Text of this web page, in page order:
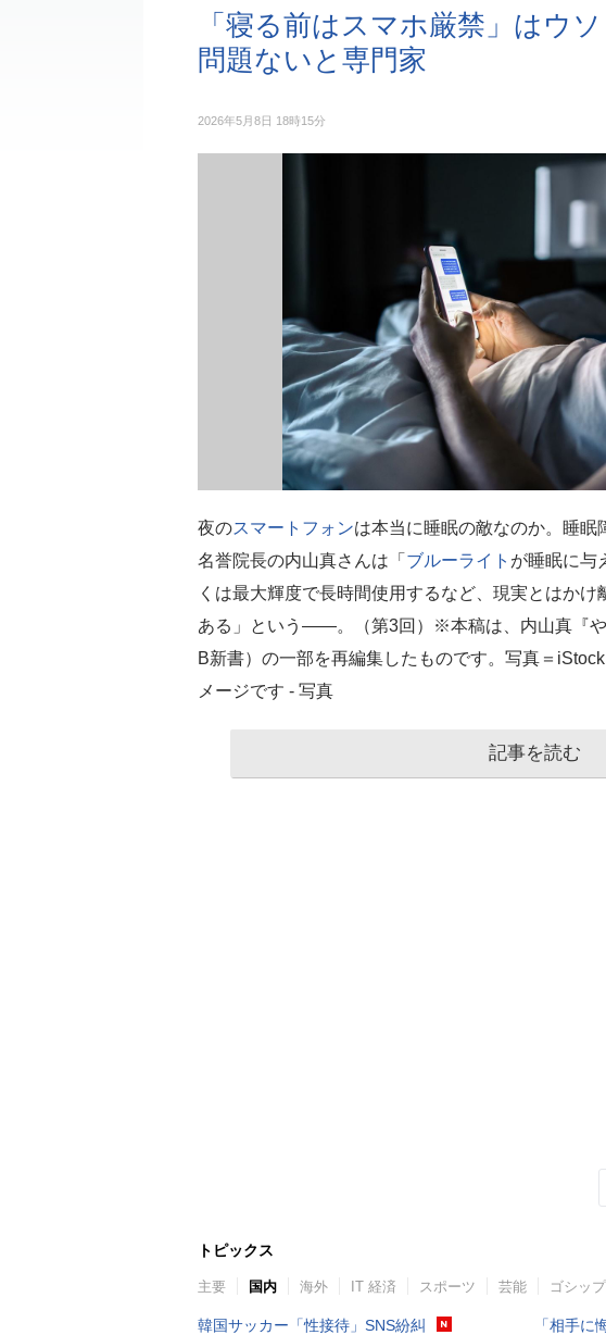
「寝る前はスマホ厳禁」はウ
問題ないと専門家
2026年5月8日 18時15分
夜のスマートフォンは本当に睡眠の敵なのか。睡
名誉院長の内山真さんは「 ブルーライト が睡眠に与
くは最大輝度で長時間使用するなど、現実とはか
ある」という――。（第3回）※本稿は、内山真『
B新書）の一部を再編集したものです。写真＝
メージです - 写真
記事を読む
トピックス
主要 国内 海外 IT 経済 スポーツ 芸能 ゴシップ
韓国サッカー「性接待」SNS紛糾
「相手に